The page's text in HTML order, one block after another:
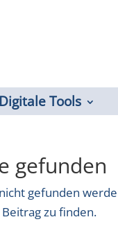
Digitale Tools
gefunden
gefunden
zu finden.